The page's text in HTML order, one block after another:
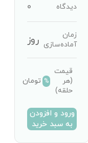
دیدگاه 0
زمان
آماده‌سازی روز
قیمت
(هر
حلقه)
% تومان
ورود و افزودن
به سبد خرید